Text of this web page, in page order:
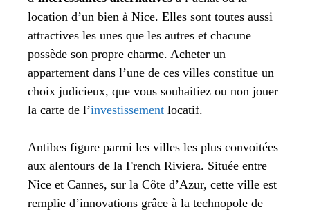
location d’un bien à Nice. Elles sont toutes aussi
attractives les unes que les autres et chacune
possède son propre charme. Acheter un
appartement dans l’une de ces villes constitue un
choix judicieux, que vous souhaitiez ou non jouer
la carte de l’investissement locatif.
Antibes figure parmi les villes les plus convoitées
aux alentours de la French Riviera. Située entre
Nice et Cannes, sur la Côte d’Azur, cette ville est
remplie d’innovations grâce à la technopole de